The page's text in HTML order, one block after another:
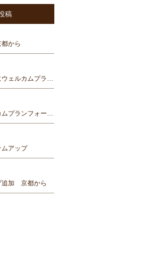
稿
から
エクストレィルにウェルカムプラン フォーカル三重県から
トールにウェルカムプランフォーカルスピーカー＆ウーハー
ムアップ
追加 京都から